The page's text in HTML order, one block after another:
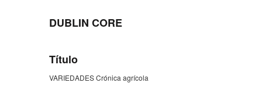
DUBLIN CORE
Título
VARIEDADES Crónica agrícola